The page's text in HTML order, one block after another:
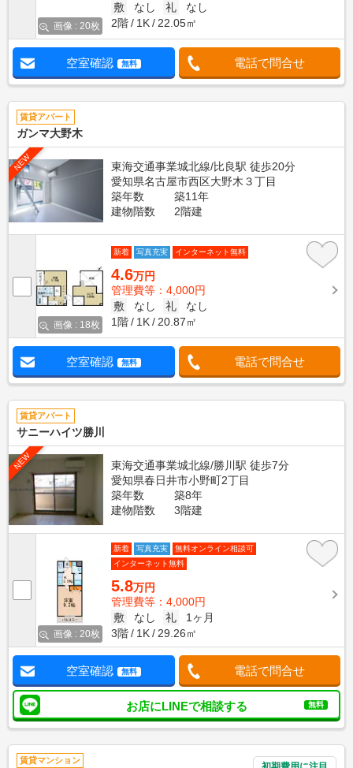
画像 : 20枚
敷
なし 礼
なし
2階
1K 22.05㎡
空室確認 無料 電話で問合せ
賃貸アパート
ガンマ大野木
NEW
東海交通事業城北線/比良駅 徒歩20分
愛知県名古屋市西区大野木３丁目
築年数
築11年
建物階数
2階建
画像 : 18枚
新着 写真充実 インターネット無料
4.6万円
管理費等：4,000円
敷
なし 礼
なし
1階
1K 20.87㎡
空室確認 無料 電話で問合せ
賃貸アパート
サニーハイツ勝川
NEW
東海交通事業城北線/勝川駅 徒歩7分
愛知県春日井市小野町2丁目
築年数
築8年
建物階数
3階建
画像 : 20枚
新着 写真充実
無料オンライン相談可
インターネット無料
5.8万円
管理費等：4,000円
敷
なし 礼
1ヶ月
3階
1K 29.26㎡
空室確認 無料 電話で問合せ
お店にLINEで相談する 無料
賃貸マンション